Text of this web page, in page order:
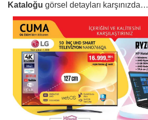
Kataloğu görsel detayları karşınızda…